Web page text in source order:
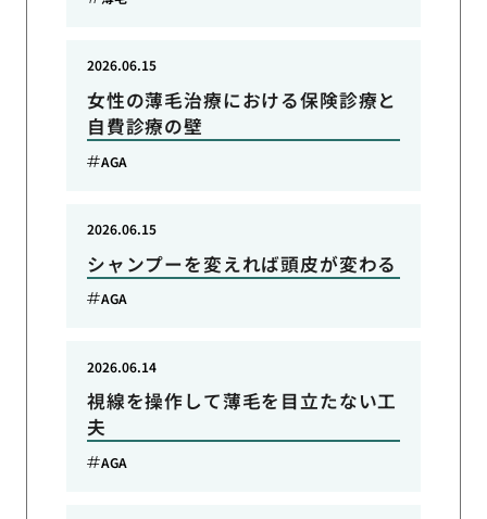
女性の薄毛治療における保険診療と
自費診療の壁
2026.06.15
AGA
シャンプーを変えれば頭皮が変わる
2026.06.15
AGA
視線を操作して薄毛を目立たない工
夫
2026.06.14
AGA